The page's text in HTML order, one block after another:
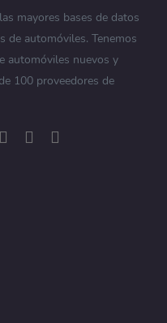
mayores bases de datos
de automóviles. Tenemos
automóviles nuevos y
100 proveedores de